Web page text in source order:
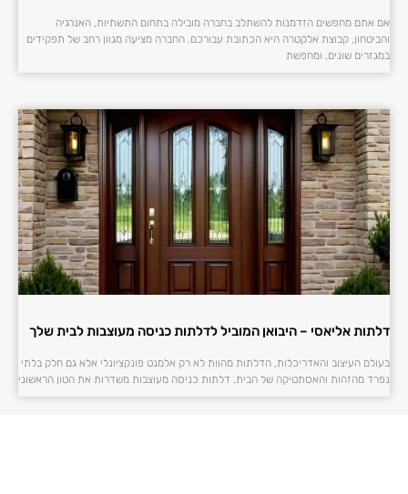
אם אתם מחפשים הזדמנות להשתלב בחברה מובילה בתחום התשתיות, האנרגיה
והביטחון, קבוצת אלקטרה היא הכתובת עבורכם. החברה מציעה מגוון רחב של תפקידים
במגזרים שונים, ומחפשת
דלתות אליאסי – היבואן המוביל לדלתות כניסה מעוצבות לבית שלך
בעולם העיצוב והאדריכלות, הדלתות מהוות לא רק אלמנט פונקציונלי אלא גם חלק בלתי
נפרד מהזהות והאסתטיקה של הבית. דלתות כניסה מעוצבות משדרות את הטון הראשוני